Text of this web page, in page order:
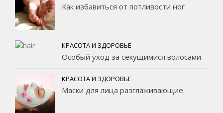
Как избавиться от потливости ног
КРАСОТА И ЗДОРОВЬЕ
Особый уход за секущимися волосами
КРАСОТА И ЗДОРОВЬЕ
Маски для лица разглаживающие